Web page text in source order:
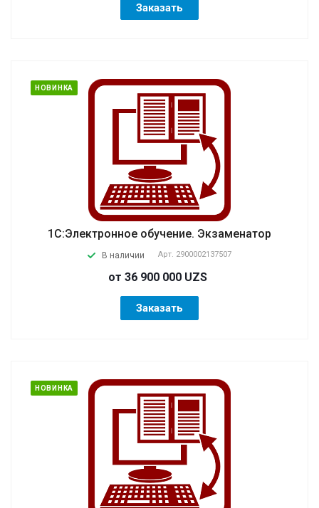
Заказать
НОВИНКА
1С:Электронное обучение. Экзаменатор
В наличии Арт. 2900002137507
от 36 900 000 UZS
Заказать
НОВИНКА